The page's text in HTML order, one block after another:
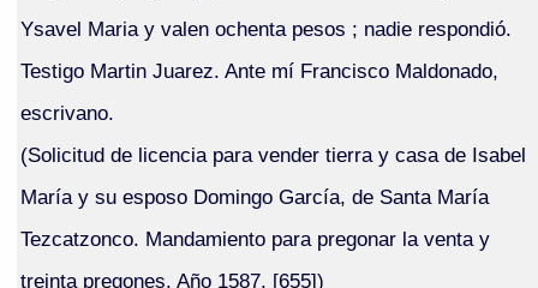
Ysavel Maria y valen ochenta pesos ; nadie respondió.
Testigo Martin Juarez. Ante mí Francisco Maldonado,
escrivano.
(Solicitud de licencia para vender tierra y casa de Isabel
María y su esposo Domingo García, de Santa María
Tezcatzonco. Mandamiento para pregonar la venta y
treinta pregones. Año 1587, [655])